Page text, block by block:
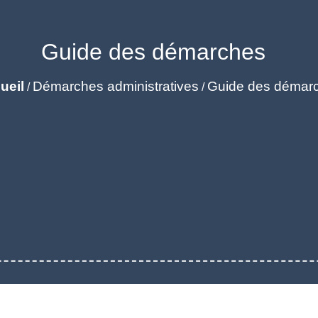
Guide des démarches
/ Démarches administratives / Guide des